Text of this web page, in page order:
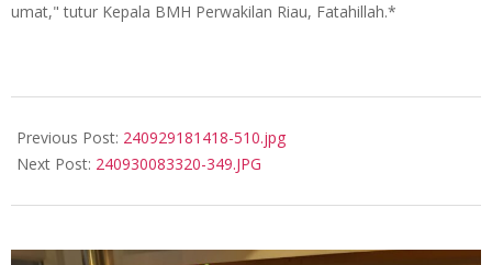
umat," tutur Kepala BMH Perwakilan Riau, Fatahillah.*
09-
29
Previous Post: 240929181418-510.jpg
Next Post: 240930083320-349.JPG